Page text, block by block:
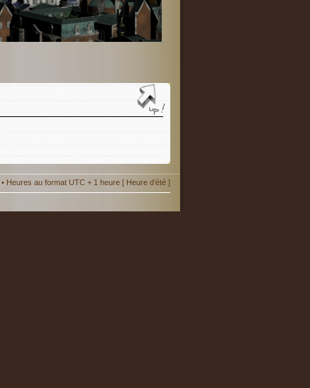
• Heures au format UTC + 1 heure [ Heure d’été ]